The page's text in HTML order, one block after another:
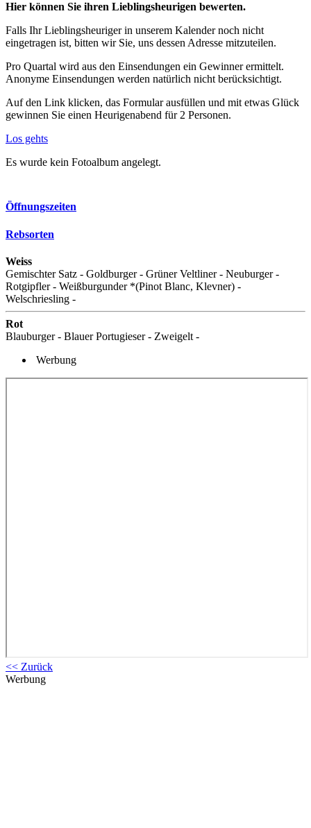
Hier können Sie ihren Lieblingsheurigen bewerten.
Falls Ihr Lieblingsheuriger in unserem Kalender noch nicht
eingetragen ist, bitten wir Sie, uns dessen Adresse mitzuteilen.
Pro Quartal wird aus den Einsendungen ein Gewinner ermittelt.
Anonyme Einsendungen werden natürlich nicht berücksichtigt.
Auf den Link klicken, das Formular ausfüllen und mit etwas Glück
gewinnen Sie einen Heurigenabend für 2 Personen.
Los gehts
Es wurde kein Fotoalbum angelegt.
Öffnungszeiten
Rebsorten
Weiss
Gemischter Satz - Goldburger - Grüner Veltliner - Neuburger -
Rotgipfler - Weißburgunder *(Pinot Blanc, Klevner) -
Welschriesling -
Rot
Blauburger - Blauer Portugieser - Zweigelt -
Werbung
<< Zurück
Werbung